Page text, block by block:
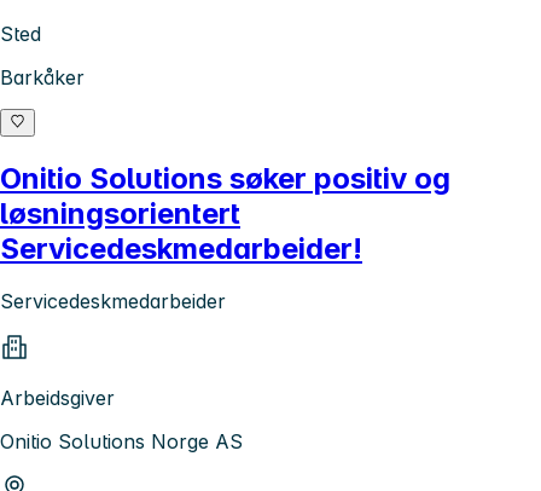
Sted
Barkåker
Onitio Solutions søker positiv og
løsningsorientert
Servicedeskmedarbeider!
Servicedeskmedarbeider
Arbeidsgiver
Onitio Solutions Norge AS